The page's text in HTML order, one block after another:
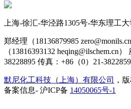
上海-徐汇-华泾路1305号-华东理工
郑经理（18136879985
（13816393132 heqing@ilschem.cn
38228895 传真：+86（0）21-
默尼化工科技（上海）有限公司
，
备案信息- 沪ICP备 14050065号-1